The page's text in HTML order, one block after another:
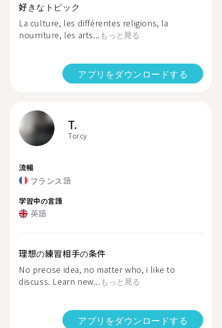
好きなトピック
La culture, les différentes religions, la
nourriture, les arts... もっと見る
アプリをダウンロードする
T.
Torcy
流暢
フランス語
学習中の言語
英語
理想の練習相手の条件
No precise idea, no matter who, i like to
discuss. Learn new... もっと見る
アプリをダウンロードする